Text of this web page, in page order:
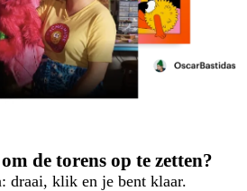
de torens op te zetten?
draai, klik en je bent klaar.